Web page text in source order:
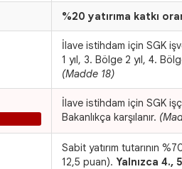
%20 yatırıma katkı
İlave istihdam için SGK
1 yıl, 3. Bölge 2 yıl, 4.
(Madde 18)
İlave istihdam için SGK
Bakanlıkça karşılanır.
Sabit yatırım tutarının
12,5 puan). Yalnızca 4.,